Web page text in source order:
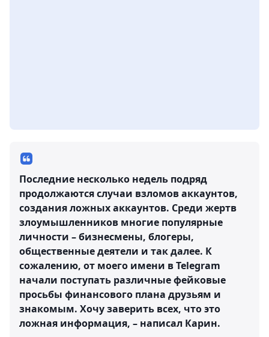
Последние несколько недель подряд
продолжаются случаи взломов аккаунтов,
создания ложных аккаунтов. Среди жертв
злоумышленников многие популярные
личности – бизнесмены, блогеры,
общественные деятели и так далее. К
сожалению, от моего имени в Telegram
начали поступать различные фейковые
просьбы финансового плана друзьям и
знакомым. Хочу заверить всех, что это
ложная информация, – написал Карин.